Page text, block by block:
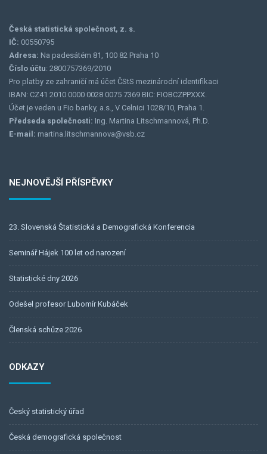
Česká statistická společnost, z. s.
IČ: 00550795
Adresa: Na padesátém 81, 100 82 Praha 10
Číslo účtu: 2800757369/2010
Pro platby ze zahraničí má účet ČStS mezinárodní identifikaci
IBAN: CZ41 2010 0000 0028 0075 7369 BIC: FIOBCZPPXXX.
Účet je veden u Fio banky, a.s., V Celnici 1028/10, Praha 1.
Předseda společnosti: Ing. Martina Litschmannová, Ph.D.
E-mail: martina.litschmannova@vsb.cz
NEJNOVĚJŠÍ PŘÍSPĚVKY
23. Slovenská Štatistická a Demografická Konferencia
Seminář Hájek 100 let od narození
Statistické dny 2026
Odešel profesor Lubomír Kubáček
Členská schůze 2026
ODKAZY
Český statistický úřad
Česká demografická společnost